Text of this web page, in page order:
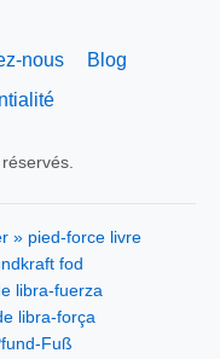
nous
Blog
» pied-force livre
fod
libra-fuerza
libra-força
Fuß